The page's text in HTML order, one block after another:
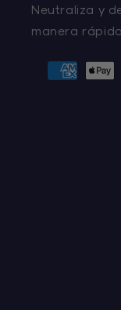
Neutraliza y
manera
Formas